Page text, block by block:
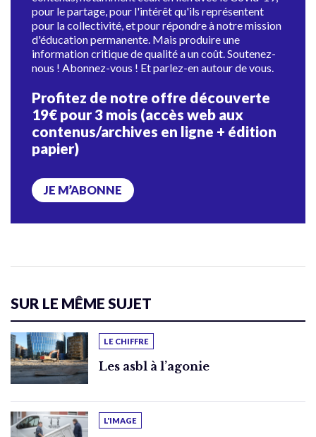
pour le partage, pour l'intérêt qu'ils représentent
pour la collectivité, et pour répondre à notre mission
d'éducation permanente. Mais produire une
information critique de qualité a un coût. Soutenez-
nous ! Abonnez-vous ! Et parlez-en autour de vous.
Profitez de notre offre découverte
19€ pour 3 mois (accès web aux
contenus/archives en ligne + édition
papier)
JE M’ABONNE
SUR LE MÊME SUJET
LE CHIFFRE
Les asbl à l’agonie
L'IMAGE